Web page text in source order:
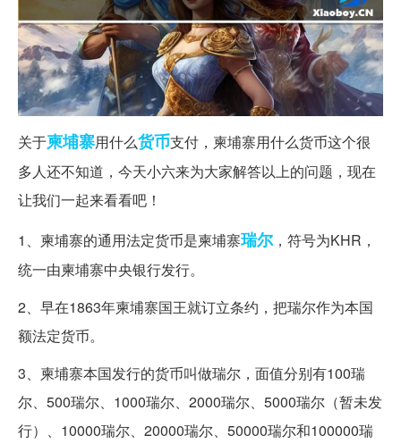
关于柬埔寨用什么货币支付，柬埔寨用什么货币这个很
多人还不知道，今天小六来为大家解答以上的问题，现在
让我们一起来看看吧！
1、柬埔寨的通用法定货币是柬埔寨瑞尔，符号为KHR，
统一由柬埔寨中央银行发行。
2、早在1863年柬埔寨国王就订立条约，把瑞尔作为本国
额法定货币。
3、柬埔寨本国发行的货币叫做瑞尔，面值分别有100瑞
尔、500瑞尔、1000瑞尔、2000瑞尔、5000瑞尔（暂未发
行）、10000瑞尔、20000瑞尔、50000瑞尔和100000瑞